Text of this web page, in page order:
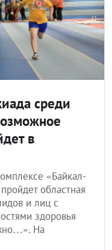
среди
в
«Байкал-
областная
и лиц с
здоровья
На